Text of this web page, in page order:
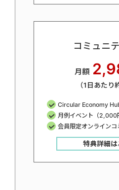
コミュニ
月額
（1日あたり
Circular Economy
月例イベント（2,000
会員限定オンラインコ
特典詳細は